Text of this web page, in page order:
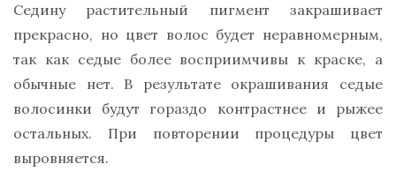
Седину растительный пигмент закрашивает
прекрасно, но цвет волос будет неравномерным,
так как седые более восприимчивы к краске, а
обычные нет. В результате окрашивания седые
волосинки будут гораздо контрастнее и рыжее
остальных. При повторении процедуры цвет
выровняется.